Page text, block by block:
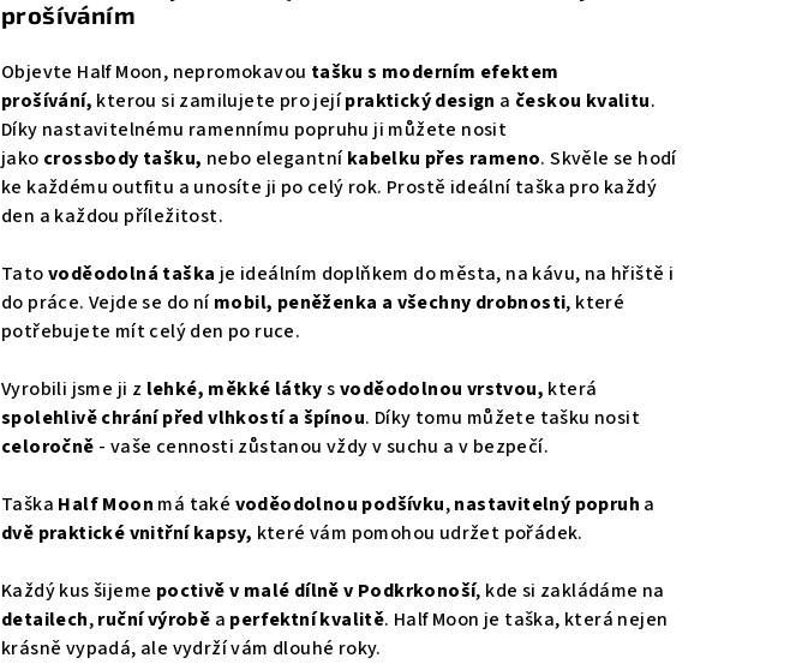
5,0
5
hvězdiček.
prošíváním
Objevte Half Moon, nepromokavou tašku s moderním efektem
prošívání, kterou si zamilujete pro jejípraktický design a českou kvalitu.
Díky nastavitelnému ramennímu popruhu ji můžete nosit
jako crossbody tašku, nebo elegantníkabelku přes rameno. Skvěle se hodí
ke každému outfitu a unosíte ji po celý rok. Prostě ideální taška pro každý
den a každou příležitost.
Tatovoděodolná taška je ideálním doplňkem do města, na kávu, na hřiště i
do práce. Vejde se do nímobil, peněženka a všechny drobnosti, které
potřebujete mít celý den po ruce.
Vyrobili jsme ji z lehké, měkké látkysvoděodolnou vrstvou, která
spolehlivě chrání před vlhkostí a špínou. Díky tomu můžete tašku nosit
celoročně - vaše cennosti zůstanou vždy v suchu a v bezpečí.
Taška Half Moon má také voděodolnou podšívku,nastavitelný popruh a
dvě praktické vnitřní kapsy, které vám pomohou udržet pořádek.
Každý kus šijeme poctivě v malé dílně v Podkrkonoší, kde si zakládáme na
detailech,ruční výrobě a perfektní kvalitě. Half Moon je taška, která nejen
krásně vypadá, ale vydrží vám dlouhé roky.